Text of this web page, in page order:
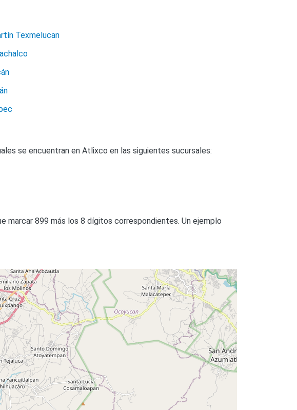
Texmelucan
se encuentran en Atlixco en las siguientes sucursales:
marcar 899 más los 8 dígitos correspondientes. Un ejemplo